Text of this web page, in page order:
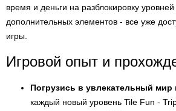
время и деньги на разблокировку
дополнительных элементов - все уже
игры.
Игровой опыт и
Погрузись в увлекательный мир
каждый новый уровень Tile Fun -